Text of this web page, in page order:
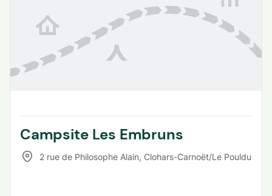
Campsite Les Embruns
2 rue de Philosophe Alain, Clohars-Carnoët/Le Pouldu